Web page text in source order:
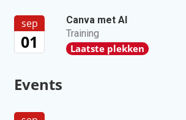
sep
01
Canva met AI
Training
Laatste plekken
Events